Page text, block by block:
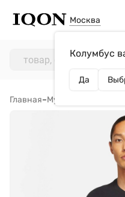
Москва
Колумбус
Да
Главная–Мужчинам